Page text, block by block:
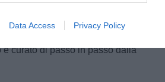
Data Access Privacy Policy
e le ufficialità di questo mercato,
e curato di passo in passo dalla